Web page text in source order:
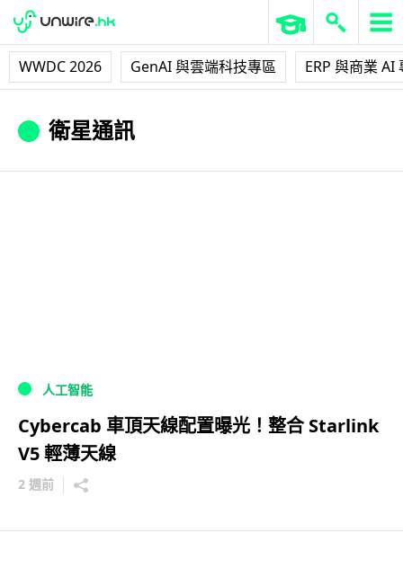
WWDC 2026 GenAI 與雲端科技專區 ERP 與商業 AI
衛星通訊
人工智能
Cybercab 車頂天線配置曝光！整合 Starlink
V5 輕薄天線
2 週前